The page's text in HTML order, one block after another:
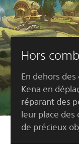
Hors
En dehors
Kena en
réparant des
leur place des
de précieux